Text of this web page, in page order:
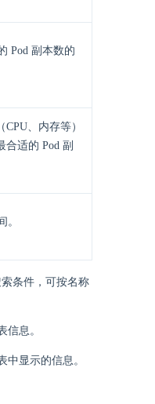
Pod 副本数的
、内存等）
合适的 Pod 副
。
条件，可按名称
信息。
中显示的信息。